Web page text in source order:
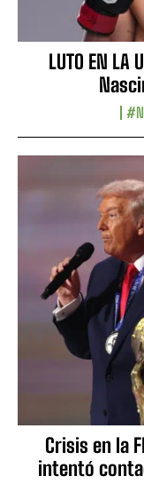
LUTO EN
Crisis en la
intentó